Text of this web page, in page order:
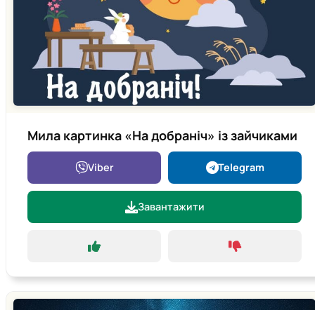
Мила картинка «На добраніч» із зайчиками
Viber Telegram
Завантажити